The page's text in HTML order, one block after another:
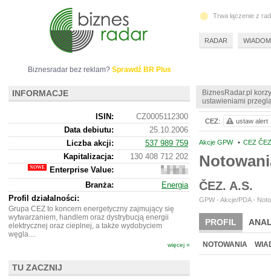
BiznesRadar.pl
ustawieniami
Akcje GPW • CEZ
ČEZ. A.S.
GPW - Akcje/PDA -
PROFIL
WYCENA BR
NOTOWANIA
CEZ: ustaw alert
Biznesradar bez reklam? Sprawdź BR Plus
INFORMACJE
ISIN:
CZ0005112300
Data debiutu:
25.10.2006
Liczba akcji:
537 989 759
Kapitalizacja:
130 408 712 202
Enterprise Value:
737
489
Branża:
Energia
Profil działalności:
Grupa CEZ to koncern energetyczny zajmujący się
wytwarzaniem, handlem oraz dystrybucją energii
elektrycznej oraz cieplnej, a także wydobyciem
węgla....
więcej »
TU ZACZNIJ
Trwa łączenie z
RADAR